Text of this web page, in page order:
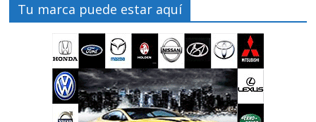
Tu marca puede estar aquí